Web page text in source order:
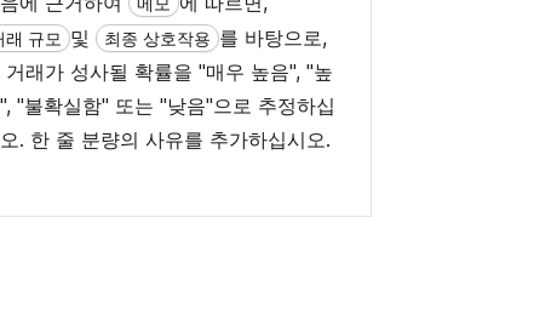
래 규모 및 최종 상호작용 를 바탕으로,
거래가 성사될 확률을 "매우 높음", "높
"불확실함" 또는 "낮음"으로 추정하십
. 한 줄 분량의 사유를 추가하십시오.